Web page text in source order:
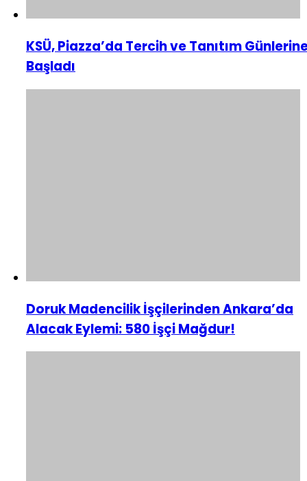
KSÜ, Piazza’da Tercih ve Tanıtım
Başladı
Doruk Madencilik İşçilerinden Ankara’da
Alacak Eylemi: 580 İşçi Mağdur!